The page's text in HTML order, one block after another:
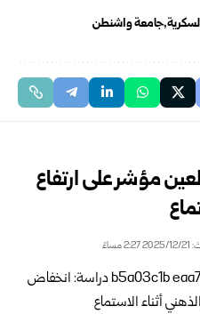
جامعة واشنطن
مؤشر على ارتفاع
مساءً